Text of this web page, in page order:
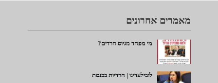
מאמרים אחרונים
מי מפחד מגיוס חרדים?
לובילעדינו | חרדיות בכנסת